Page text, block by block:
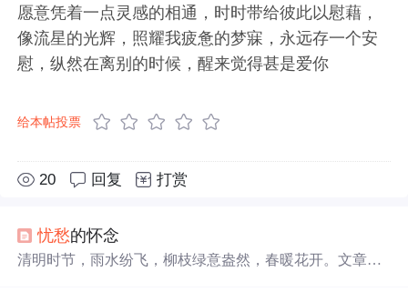
愿意凭着一点灵感的相通，时时带给彼此以慰藉，
像流星的光辉，照耀我疲惫的梦寐，永远存一个安
慰，纵然在离别的时候，醒来觉得甚是爱你
给本帖投票
20 回复 打赏
忧愁的怀念
清明时节，雨水纷飞，柳枝绿意盎然，春暖花开。文章通